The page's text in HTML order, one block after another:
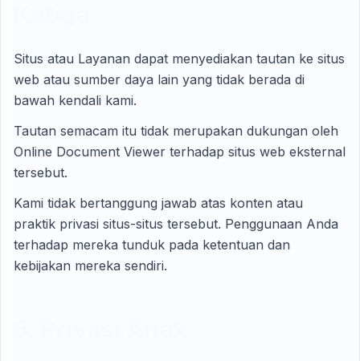
Situs atau Layanan dapat menyediakan tautan ke situs
web atau sumber daya lain yang tidak berada di
bawah kendali kami.
Tautan semacam itu tidak merupakan dukungan oleh
Online Document Viewer terhadap situs web eksternal
tersebut.
Kami tidak bertanggung jawab atas konten atau
praktik privasi situs-situs tersebut. Penggunaan Anda
terhadap mereka tunduk pada ketentuan dan
kebijakan mereka sendiri.